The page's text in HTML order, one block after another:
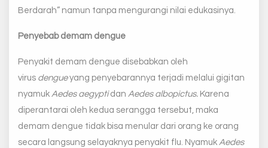
Berdarah” namun tanpa mengurangi nilai edukasinya.
Penyebab demam dengue
Penyakit demam dengue disebabkan oleh
virus dengueyang penyebarannya terjadi melalui gigitan
nyamuk Aedes aegyptidan Aedes albopictus. Karena
diperantarai oleh kedua serangga tersebut, maka
demam dengue tidak bisa menular dari orang ke orang
secara langsung selayaknya penyakit flu. Nyamuk Aedes